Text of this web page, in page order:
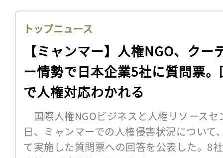
トップニュース
【ミャンマー】人権NGO、クー
ー情勢で日本企業5社に質問票。
で人権対応わかれる
国際人権NGOビジネスと人権リソースセ
日、ミャンマーでの人権侵害状況について
て実施した質問票への回答を公表した。8